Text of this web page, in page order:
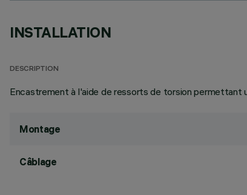
INSTALLATION
DESCRIPTION
Encastrement à l'aide de ressorts de torsion permettant
Montage
Câblage